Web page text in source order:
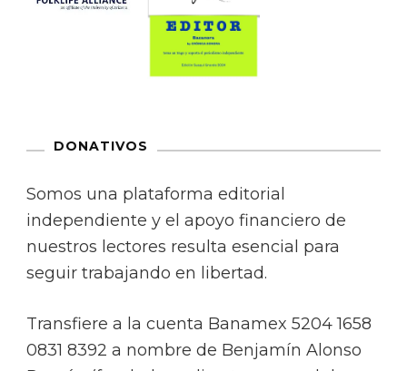
DONATIVOS
Somos una plataforma editorial
independiente y el apoyo financiero de
nuestros lectores resulta esencial para
seguir trabajando en libertad.
Transfiere a la cuenta Banamex 5204 1658
0831 8392 a nombre de Benjamín Alonso